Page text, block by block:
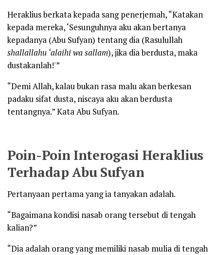
Heraklius berkata kepada sang penerjemah, “Katakan
kepada mereka, ‘Sesunguhnya aku akan bertanya
kepadanya (Abu Sufyan) tentang dia (Rasulullah
shallallahu ‘alaihi wa sallam), jika dia berdusta, maka
dustakanlah!'”
“Demi Allah, kalau bukan rasa malu akan berkesan
padaku sifat dusta, niscaya aku akan berdusta
tentangnya.” Kata Abu Sufyan.
Poin-Poin Interogasi Heraklius
Terhadap Abu Sufyan
Pertanyaan pertama yang ia tanyakan adalah.
“Bagaimana kondisi nasab orang tersebut di tengah
kalian?”
“Dia adalah orang yang memiliki nasab mulia di tengah